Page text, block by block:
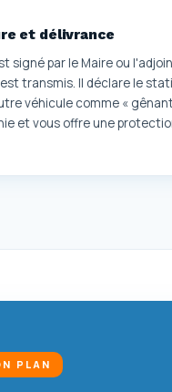
et délivrance
signé par le Maire ou
transmis. Il déclare le
véhicule comme «
et vous offre une
PLAN